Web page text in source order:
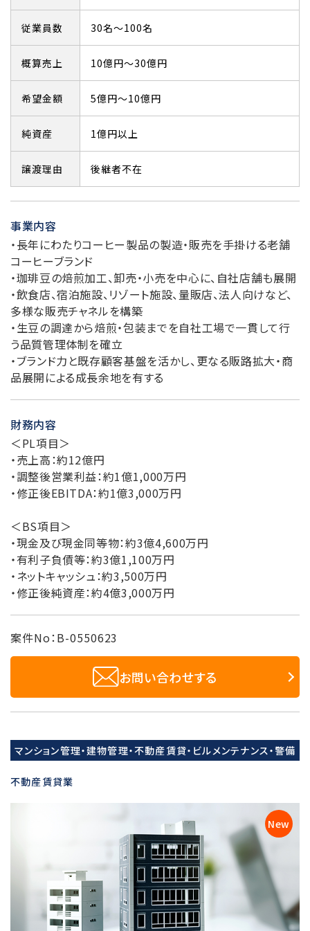
従業員数 30名～100名
概算売上 10億円～30億円
希望金額 5億円～10億円
純資産 1億円以上
譲渡理由 後継者不在
事業内容
・長年にわたりコーヒー製品の製造・販売を手掛ける老舗
コーヒーブランド
・珈琲豆の焙煎加工、卸売・小売を中心に、自社店舗も展開
・飲食店、宿泊施設、リゾート施設、量販店、法人向けなど、
多様な販売チャネルを構築
・生豆の調達から焙煎・包装までを自社工場で一貫して行
う品質管理体制を確立
・ブランド力と既存顧客基盤を活かし、更なる販路拡大・商
品展開による成長余地を有する
財務内容
＜PL項目＞
・売上高：約12億円
・調整後営業利益：約1億1,000万円
・修正後EBITDA：約1億3,000万円
＜BS項目＞
・現金及び現金同等物：約3億4,600万円
・有利子負債等：約3億1,100万円
・ネットキャッシュ：約3,500万円
・修正後純資産：約4億3,000万円
案件No：B-0550623
お問い合わせする
マンション管理・建物管理・不動産賃貸・ビルメンテナンス・警備
不動産賃貸業